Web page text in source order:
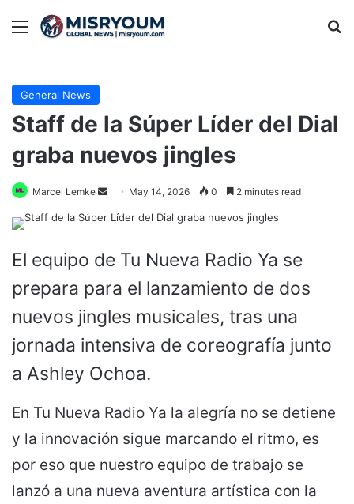
Menu
General News
Staff de la Súper Líder del Dial
graba nuevos jingles
Marcel Lemke
Send May 14, 2026 0 2 minutes read
El equipo de Tu Nueva Radio Ya se
prepara para el lanzamiento de dos
nuevos jingles musicales, tras una
jornada intensiva de coreografía junto
a Ashley Ochoa.
En Tu Nueva Radio Ya la alegría no se detiene
y la innovación sigue marcando el ritmo, es
por eso que nuestro equipo de trabajo se
lanzó a una nueva aventura artística con la